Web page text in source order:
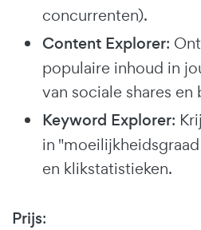
concurrenten).
Content Explorer:
populaire inhoud in
van sociale shares en
Keyword Explorer:
in
en klikstatistieken.
Prijs: